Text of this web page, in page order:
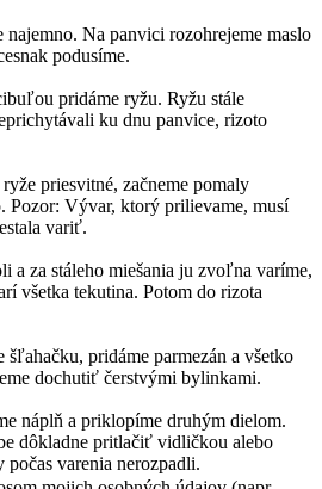
Na panvici rozohrejeme maslo
podusíme.
pridáme ryžu. Ryžu stále
ku dnu panvice, rizoto
priesvitné, začneme pomaly
Pozor: Vývar, ktorý prilievame, musí
variť.
a za stáleho miešania ju zvoľna varíme,
všetka tekutina. Potom do rizota
pridáme parmezán a všetko
dochutiť čerstvými bylinkami.
náplň a priklopíme druhým dielom.
dôkladne pritlačiť vidličkou alebo
počas varenia nerozpadli.